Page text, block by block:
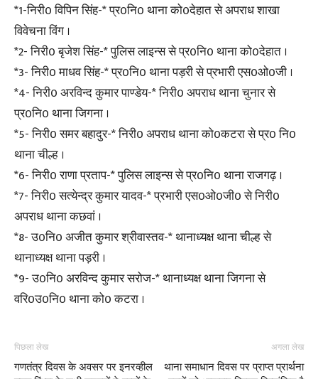
*1-निरी0 विपिन सिंह-* प्र0नि0 थाना को0देहात से अपराध शाखा
विवेचना विंग ।
*2- निरी0 बृजेश सिंह-* पुलिस लाइन्स से प्र0नि0 थाना को0देहात ।
*3- निरी0 माधव सिंह-* प्र0नि0 थाना पड़री से प्रभारी एस0ओ0जी ।
*4- निरी0 अरविन्द कुमार पाण्डेय-* निरी0 अपराध थाना चुनार से
प्र0नि0 थाना जिगना ।
*5- निरी0 समर बहादुर-* निरी0 अपराध थाना को0कटरा से प्र0 नि0
थाना चील्ह ।
*6- निरी0 राणा प्रताप-* पुलिस लाइन्स से प्र0नि0 थाना राजगढ़ ।
*7- निरी0 सत्येन्द्र कुमार यादव-* प्रभारी एस0ओ0जी0 से निरी0
अपराध थाना कछवां ।
*8- उ0नि0 अजीत कुमार श्रीवास्तव-* थानाध्यक्ष थाना चील्ह से
थानाध्यक्ष थाना पड़री ।
*9- उ0नि0 अरविन्द कुमार सरोज-* थानाध्यक्ष थाना जिगना से
वरि0उ0नि0 थाना को0 कटरा ।
पिछला लेख
गणतंत्र दिवस के अवसर पर इनरव्हील
अगला लेख
थाना समाधान दिवस पर प्राप्त प्रार्थना